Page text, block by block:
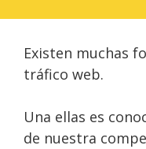
Existen muchas
tráfico web.
Una ellas es
de nuestra